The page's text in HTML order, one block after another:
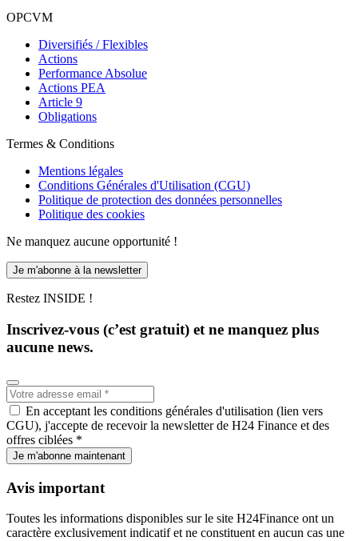
OPCVM
Diversifiés / Flexibles
Actions
Performance Absolue
Actions PEA
Article 9
Obligations
Termes & Conditions
Mentions légales
Conditions Générales d'Utilisation (CGU)
Politique de protection des données personnelles
Politique des cookies
Ne manquez aucune opportunité !
Je m'abonne à la newsletter
Restez INSIDE !
Inscrivez-vous (c’est gratuit) et ne manquez plus
aucune news.
En acceptant les conditions générales d'utilisation (lien vers
CGU), j'accepte de recevoir la newsletter de H24 Finance et des
offres ciblées *
Je m'abonne maintenant
Avis important
Toutes les informations disponibles sur le site H24Finance ont un
caractère exclusivement indicatif et ne constituent en aucun cas une